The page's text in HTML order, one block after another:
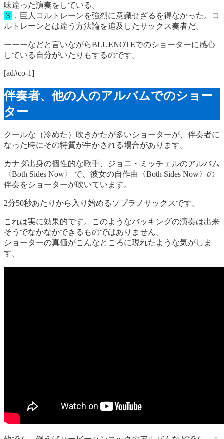
味違った演奏をしている。
３
．巨人コルトレーンを強烈に意識せざるを得なかった。コ
ルトレーンとは違う方法論を追及したサックス奏者だ。
ーーーなどと言いながらBLUENOTEでのショーターに感心
している自分がいたりもするのです。
[ad#co-1]
伴奏者、他の人のアルバムでのショー
ター
クールな（冷めた）吹きかたが多いショーターが、伴奏者に
なった時にその特質が生かされる場合があります。
カナダ出身の個性的な歌手、ジョニ・ミッチェルのアルバム
〈Both Sides Now〉 で、彼女の自作曲〈Both Sides Now〉の
伴奏をショーターが吹いています。
2分50秒あたりから入り始めるソプラノサックスです。
これは実に効果的です。このようなバッキングの演奏は出来
そうでなかなかできるものではありません。
ショーターの真価がこんなところに現れたような気がしま
す。